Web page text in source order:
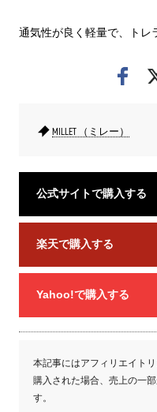
通気性が良く軽量で、トレ
MILLET （ミレー）
公式サイトで購入する
楽天で購入する
Yahoo!で購入する
本記事にはアフィリエイト
購入された場合、売上の一
す。